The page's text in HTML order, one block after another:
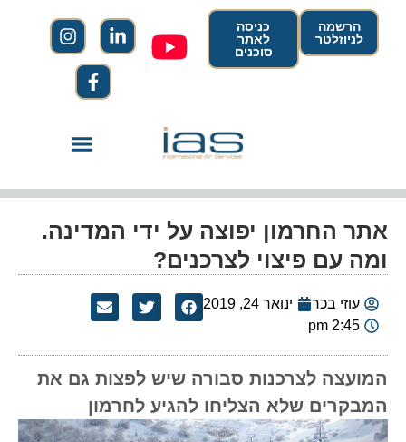
הרשמה
לניוזלטר
כניסה
לאתר
סוכנים
אתר החרמון יפוצה על ידי המדינה.
ומה עם פיצוי לצרכנים?
עוזי בכר
ינואר 24, 2019
2:45 pm
המועצה לצרכנות סבורה שיש לפצות גם את
המבקרים שלא הצליחו להגיע לחרמון